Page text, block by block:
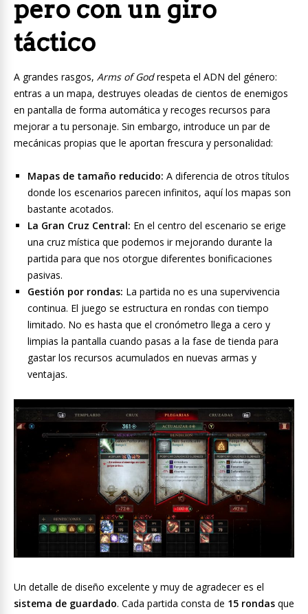
pero con un giro
táctico
A grandes rasgos, Arms of Godrespeta el ADN del género:
entras a un mapa, destruyes oleadas de cientos de enemigos
en pantalla de forma automática y recoges recursos para
mejorar a tu personaje. Sin embargo, introduce un par de
mecánicas propias que le aportan frescura y personalidad:
Mapas de tamaño reducido: A diferencia de otros títulos
donde los escenarios parecen infinitos, aquí los mapas son
bastante acotados.
La Gran Cruz Central: En el centro del escenario se erige
una cruz mística que podemos ir mejorando durante la
partida para que nos otorgue diferentes bonificaciones
pasivas.
Gestión por rondas: La partida no es una supervivencia
continua. El juego se estructura en rondas con tiempo
limitado. No es hasta que el cronómetro llega a cero y
limpias la pantalla cuando pasas a la fase de tienda para
gastar los recursos acumulados en nuevas armas y
ventajas.
Un detalle de diseño excelente y muy de agradecer es el
sistema de guardado. Cada partida consta de 15 rondas que